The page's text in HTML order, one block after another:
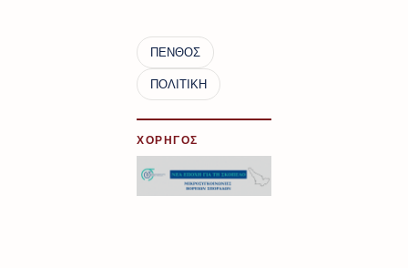
ΧΟΡΗΓΟΣ